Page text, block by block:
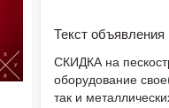
Текст объявления
СКИДКА на
оборудование
так и